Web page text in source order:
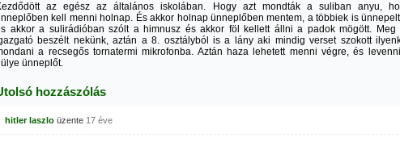
az egész az általános iskolában. Hogy azt mondták a suliban anyu,
kell menni holnap. És akkor holnap ünneplőben mentem, a többiek is
akkor a sulirádióban szólt a himnusz és akkor föl kellett állni a padok mögött. Meg
beszélt nekünk, aztán a 8. osztályból is a lány aki mindig verset szokott
a recsegős tornatermi mikrofonba. Aztán haza lehetett menni végre, és
ünneplőt.
hozzászólás
hitler laszlo üzente 17 éve